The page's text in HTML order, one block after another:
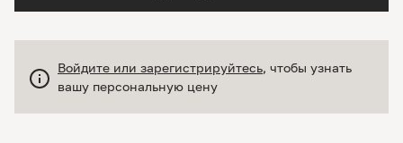
Войдите или зарегистрируйтесь, чтобы узнать
вашу персональную цену